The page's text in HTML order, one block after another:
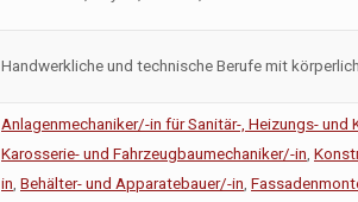
Handwerkliche und technische Berufe mit
Anlagenmechaniker/-in für Sanitär-, Heizungs- und
Karosserie- und Fahrzeugbaumechaniker/-in
in Behälter- und Apparatebauer/-in